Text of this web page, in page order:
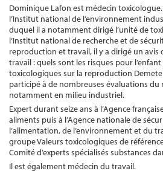
Dominique Lafon est médecin
l’Institut national de l’environnement
duquel il a notamment dirigé l’unité de
l’Institut national de recherche et de
reproduction et travail, il y a dirigé un avis
travail : quels sont les risques pour l’enfant
toxicologiques sur la reproduction
participé à de nombreuses évaluations du
notamment en milieu industriel.
Expert durant seize ans à l’Agence
aliments puis à l’Agence nationale de
l’alimentation, de l’environnement et du
groupe Valeurs toxicologiques de
Comité d’experts spécialisés substances
Il est également médecin du travail.